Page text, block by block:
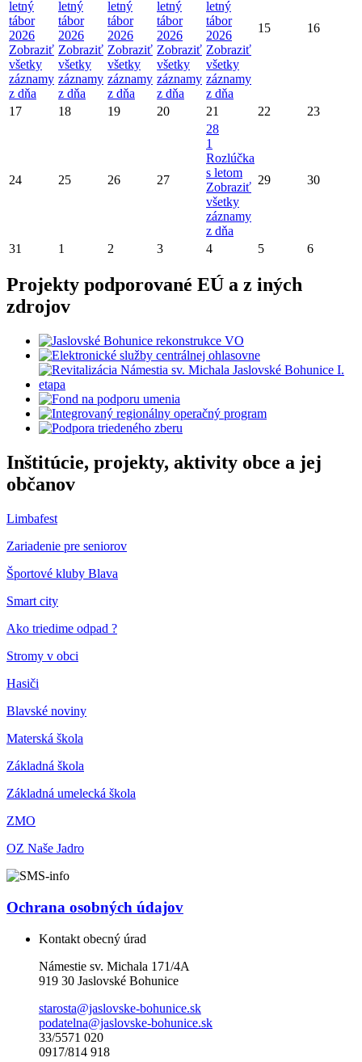
letný
tábor
2026
Zobraziť
všetky
záznamy
z dňa
letný
tábor
2026
Zobraziť
všetky
záznamy
z dňa
letný
tábor
2026
Zobraziť
všetky
záznamy
z dňa
letný
tábor
2026
Zobraziť
všetky
záznamy
z dňa
letný
tábor
2026
Zobraziť
všetky
záznamy
z dňa
15 16
17 18 19 20 21 22 23
24 25 26 27
28
1
Rozlúčka
s letom
Zobraziť
všetky
záznamy
z dňa
29 30
31 1 2 3 4 5 6
Projekty podporované EÚ a z iných
zdrojov
Inštitúcie, projekty, aktivity obce a jej
občanov
Limbafest
Zariadenie pre seniorov
Športové kluby Blava
Smart city
Ako triedime odpad ?
Stromy v obci
Hasiči
Blavské noviny
Materská škola
Základná škola
Základná umelecká škola
ZMO
OZ Naše Jadro
Ochrana osobných údajov
Kontakt obecný úrad
Námestie sv. Michala 171/4A
919 30 Jaslovské Bohunice
starosta@jaslovske-bohunice.sk
podatelna@jaslovske-bohunice.sk
33/5571 020
0917/814 918